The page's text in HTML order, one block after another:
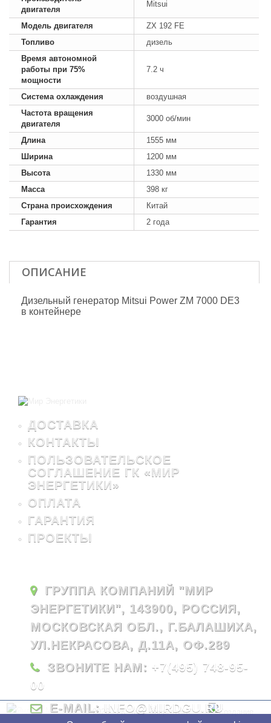
двигателя
Mitsui
Модель двигателя
ZX 192 FE
Топливо
дизель
Время автономной
работы при 75%
мощности
7.2 ч
Система охлаждения
воздушная
Частота вращения
двигателя
3000 об/мин
Длина
1555 мм
Ширина
1200 мм
Высота
1330 мм
Масса
398 кг
Страна происхождения
Китай
Гарантия
2 года
ОПИСАНИЕ
Дизельный генератор Mitsui Power ZM 7000 DE3
в контейнере
ДОСТАВКА
КОНТАКТЫ
ПОЛЬЗОВАТЕЛЬСКОЕ
СОГЛАШЕНИЕ ГК «МИР
ЭНЕРГЕТИКИ»
ОПЛАТА
ГАРАНТИЯ
ПРОЕКТЫ
© 2026 - ГК "Мир Энергетики"
ГРУППА КОМПАНИЙ "МИР
ЭНЕРГЕТИКИ", 143900, РОССИЯ,
МОСКОВСКАЯ ОБЛ., Г.БАЛАШИХА,
УЛ.НЕКРАСОВА, Д.11А, ОФ.289
ЗВОНИТЕ НАМ: +7(495) 748-95-
00
E-MAIL: INFO@MIRDGU.RU